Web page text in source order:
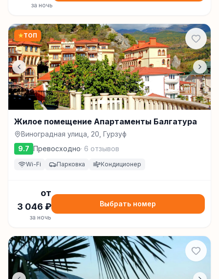
за ночь
★ТОП
Жилое помещение Апартаменты Балгатура
Виноградная улица, 20, Гурзуф
9.7 Превосходно· 6 отзывов
Wi-Fi Парковка Кондиционер
от
3 046 ₽
за ночь
Выбрать номер